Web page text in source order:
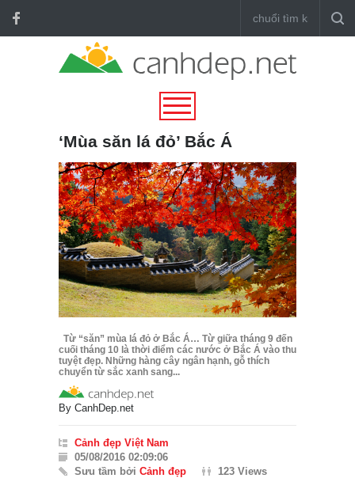
‘Mùa săn lá đỏ’ Bắc Á
Từ “săn” mùa lá đỏ ở Bắc Á… Từ giữa tháng 9 đến
cuối tháng 10 là thời điểm các nước ở Bắc Á vào thu
tuyệt đẹp. Những hàng cây ngân hạnh, gỗ thích
chuyển từ sắc xanh sang...
By CanhDep.net
Cảnh đẹp Việt Nam
05/08/2016 02:09:06
Sưu tầm bởi Cảnh đẹp 123 Views